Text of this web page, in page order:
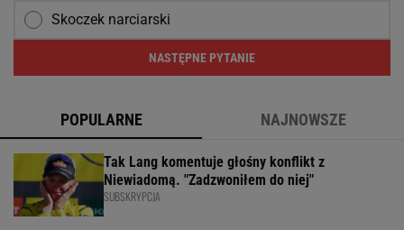
Skoczek narciarski
NASTĘPNE PYTANIE
POPULARNE NAJNOWSZE
Tak Lang komentuje głośny konflikt z
Niewiadomą. "Zadzwoniłem do niej"
SUBSKRYPCJA